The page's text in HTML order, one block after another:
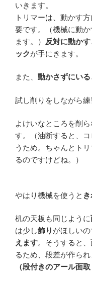
いきます。
トリマーは、動かす
要です。（機械に動
ます。）
反対に動か
ックが手にきます。
また、 動かさずにい
試し削りをしながら練
よけいなところを削
す。（油断すると、
うため。ちゃんとト
るのですけどね。）
やはり機械を使うと
机の天板も同じように
は少し飾り がほしいの
えます。そうすると
るため、段差が作られ
（段付きのアール面取